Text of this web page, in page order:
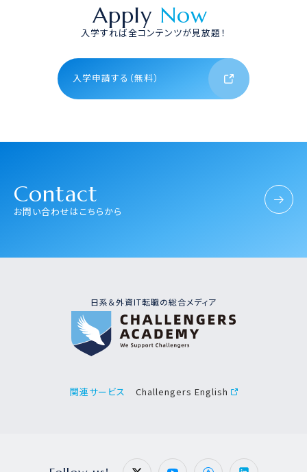
Apply Now
入学すれば全コンテンツが見放題！
入学申請する（無料）
Contact
お問い合わせはこちらから
日系＆外資IT転職の総合メディア
関連サービス Challengers English